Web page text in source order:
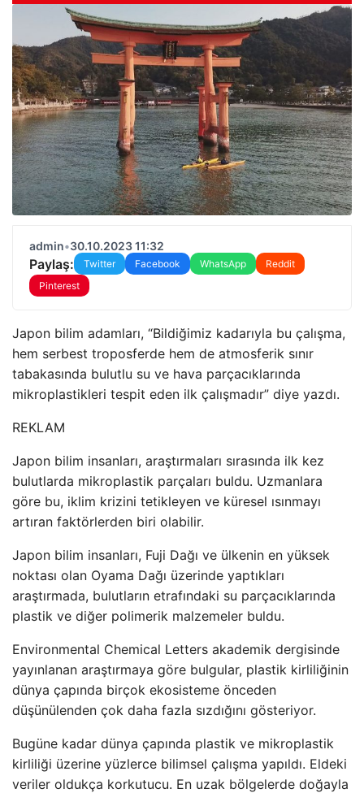
admin•30.10.2023 11:32
Paylaş: Twitter Facebook WhatsApp
Reddit
Pinterest
Japon bilim adamları, “Bildiğimiz kadarıyla bu çalışma,
hem serbest troposferde hem de atmosferik sınır
tabakasında bulutlu su ve hava parçacıklarında
mikroplastikleri tespit eden ilk çalışmadır” diye yazdı.
REKLAM
Japon bilim insanları, araştırmaları sırasında ilk kez
bulutlarda mikroplastik parçaları buldu. Uzmanlara
göre bu, iklim krizini tetikleyen ve küresel ısınmayı
artıran faktörlerden biri olabilir.
Japon bilim insanları, Fuji Dağı ve ülkenin en yüksek
noktası olan Oyama Dağı üzerinde yaptıkları
araştırmada, bulutların etrafındaki su parçacıklarında
plastik ve diğer polimerik malzemeler buldu.
Environmental Chemical Letters akademik dergisinde
yayınlanan araştırmaya göre bulgular, plastik kirliliğinin
dünya çapında birçok ekosisteme önceden
düşünülenden çok daha fazla sızdığını gösteriyor.
Bugüne kadar dünya çapında plastik ve mikroplastik
kirliliği üzerine yüzlerce bilimsel çalışma yapıldı. Eldeki
veriler oldukça korkutucu. En uzak bölgelerde doğayla